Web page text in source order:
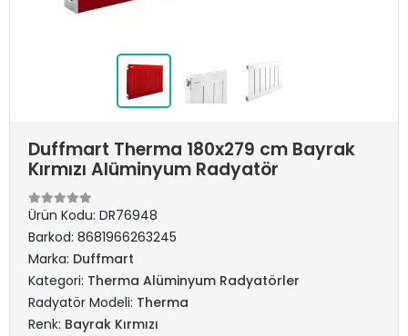
Duffmart Therma 180x279 cm Bayrak
Kırmızı Alüminyum Radyatör
Ürün Kodu: DR76948
Barkod: 8681966263245
Marka: Duffmart
Kategori: Therma Alüminyum Radyatörler
Radyatör Modeli: Therma
Renk: Bayrak Kırmızı